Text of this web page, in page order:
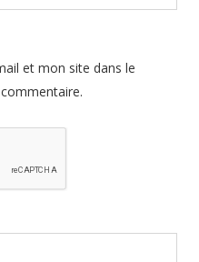
et mon site dans le